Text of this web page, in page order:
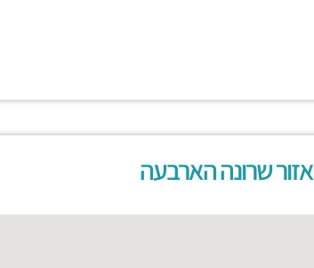
אזור שרונה הארבעה